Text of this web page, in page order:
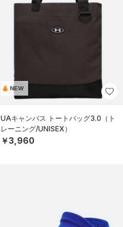
NEW
UAキャンバス トートバッグ3.0（ト
レーニング/UNISEX）
￥3,960